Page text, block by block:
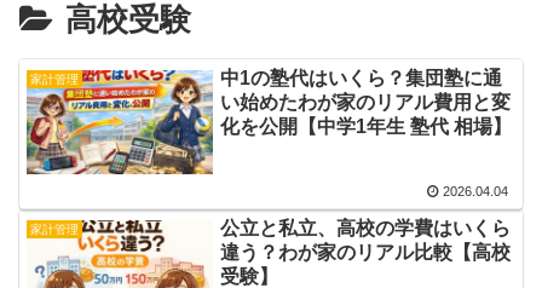
高校受験
家計管理
中1の塾代はいくら？集団塾に通
い始めたわが家のリアル費用と変
化を公開【中学1年生 塾代 相場】
2026.04.04
家計管理
公立と私立、高校の学費はいくら
違う？わが家のリアル比較【高校
受験】